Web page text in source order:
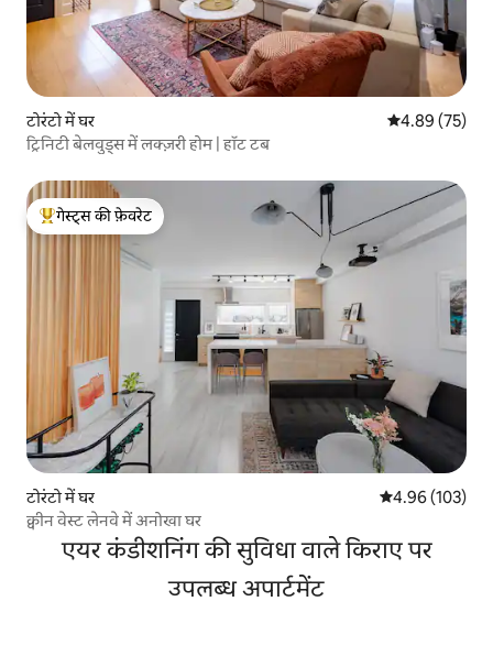
टोरंटो में घर औसत रेटिंग 5 में
4.89 (75)
ट्रिनिटी बेलवुड्स में लक्ज़री होम | हॉट टब
गेस्ट्स का टॉप फ़ेवरेट
गेस्ट्स की फ़ेवरेट
टोरंटो में घर औसत रेटिंग 5 में से
4.96 (103)
क्वीन वेस्ट लेनवे में अनोखा घर
एयर कंडीशनिंग की सुविधा वाले किराए पर
उपलब्ध अपार्टमेंट